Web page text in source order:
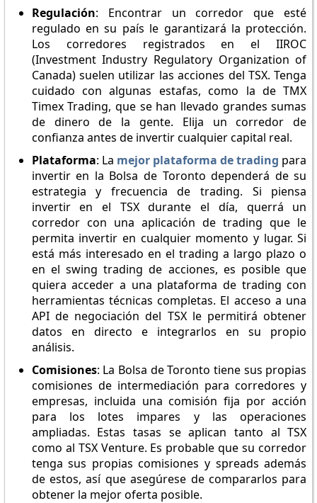
Regulación: Encontrar un corredor que esté
regulado en su país le garantizará la protección.
Los corredores registrados en el IIROC
(Investment Industry Regulatory Organization of
Canada) suelen utilizar las acciones del TSX. Tenga
cuidado con algunas estafas, como la de TMX
Timex Trading, que se han llevado grandes sumas
de dinero de la gente. Elija un corredor de
confianza antes de invertir cualquier capital real.
Plataforma: La mejor plataforma de trading para
invertir en la Bolsa de Toronto dependerá de su
estrategia y frecuencia de trading. Si piensa
invertir en el TSX durante el día, querrá un
corredor con una aplicación de trading que le
permita invertir en cualquier momento y lugar. Si
está más interesado en el trading a largo plazo o
en el swing trading de acciones, es posible que
quiera acceder a una plataforma de trading con
herramientas técnicas completas. El acceso a una
API de negociación del TSX le permitirá obtener
datos en directo e integrarlos en su propio
análisis.
Comisiones: La Bolsa de Toronto tiene sus propias
comisiones de intermediación para corredores y
empresas, incluida una comisión fija por acción
para los lotes impares y las operaciones
ampliadas. Estas tasas se aplican tanto al TSX
como al TSX Venture. Es probable que su corredor
tenga sus propias comisiones y spreads además
de estos, así que asegúrese de compararlos para
obtener la mejor oferta posible.